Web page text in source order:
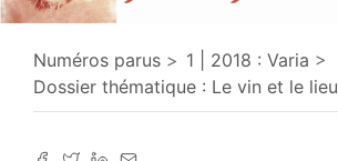
Numéros parus
1 | 2018 : Varia
Dossier thématique : Le vin et le lieu